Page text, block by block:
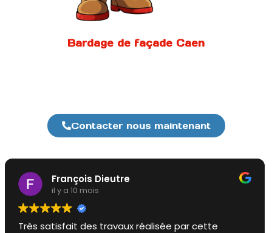
Bardage de façade Caen
Contacter nous maintenant
A V
il y a 10 mois
Un grand merci à SBS Habitat pour le nettoyage